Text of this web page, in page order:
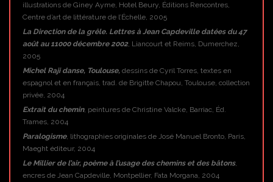
illustrations de Giney Ayme, Hotel Beury, Éditions Rencontres,
Centre d’art de littérature de l’Échelle, 2005
La Direction de la grêle. Lettres à Jean Capdeville datées du 47
août au 11000 décembre 2002, Liancourt et Reims, Dumerchez,
2005
Michel Raji danse, Toulouse, dessins de Cyril Torres, textes en
espagnol et en français, trad. de Brigitte Chapou, Toulouse, collection
privée, 2004
Extrait du chemin, peintures de Christine Valcke, Barriac, Éd.
Trames, 2004
Paralogisme, lithographies originales de José Manuel Bronto, Paris,
Maeght éditeur, 2004
Le Millier de l’air, poème à l’usage des chemins et des bâtons,
encres de Jean Capdeville, Montpellier, Fata Morgana, 2004